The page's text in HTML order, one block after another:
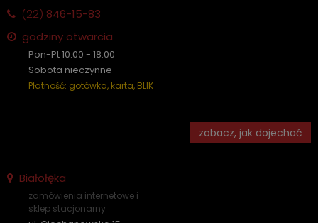
(22) 846-15-83
godziny otwarcia
Pon-Pt 10:00 - 18:00
Sobota nieczynne
Płatność: gotówka, karta, BLIK
zobacz, jak dojechać
Białołęka
zamówienia internetowe i
sklep stacjonarny